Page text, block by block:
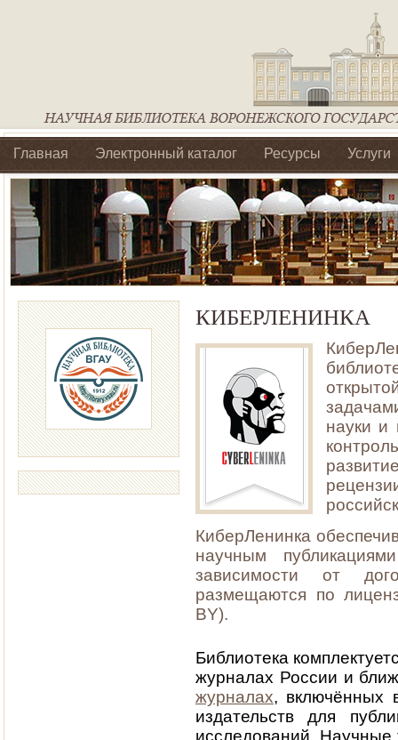
Главная Электронный каталог Ресурсы Услуги
Библиотеки регионального отделения Ассоциации
КИБЕРЛЕНИНКА
науки и
КиберЛенинка
научным
зависимости от
размещаются по
BY).
Библиотека
журналах России и
журналах, включённых
издательств для
исследований. Научные